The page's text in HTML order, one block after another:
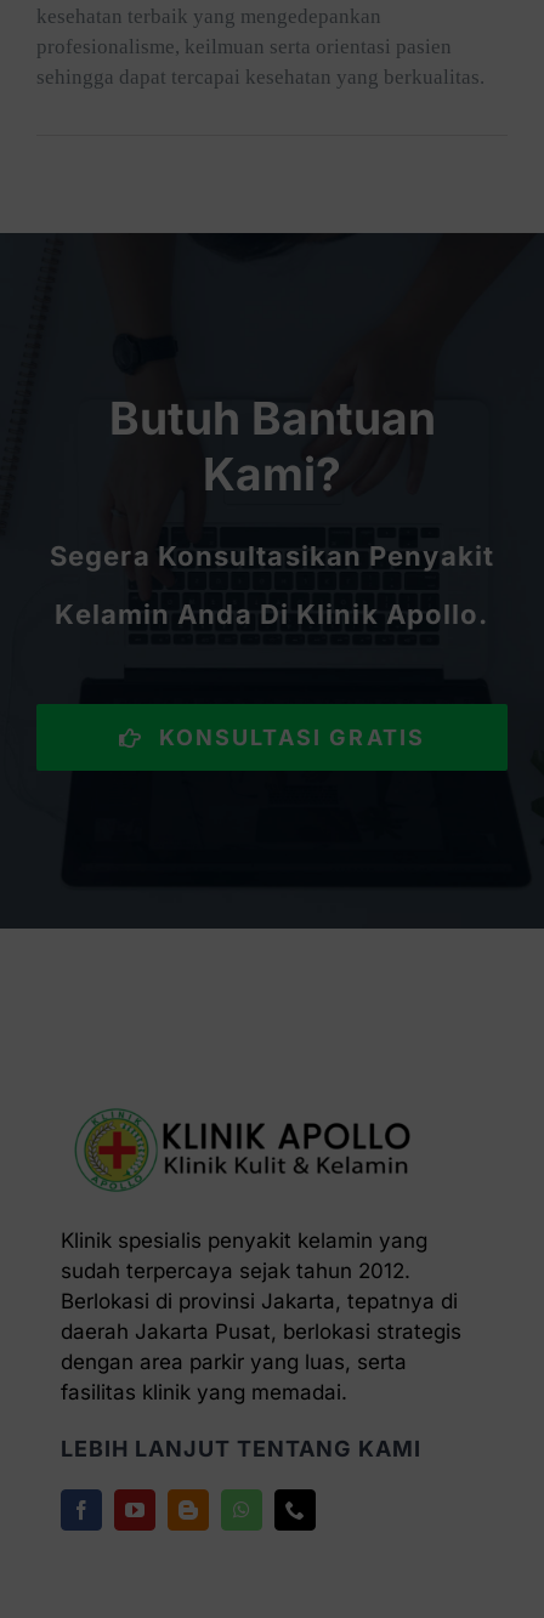
kesehatan terbaik yang mengedepankan
profesionalisme, keilmuan serta orientasi pasien
sehingga dapat tercapai kesehatan yang berkualitas.
Butuh Bantuan
Kami?
Segera Konsultasikan Penyakit
Kelamin Anda Di Klinik Apollo.
KONSULTASI GRATIS
Klinik spesialis penyakit kelamin yang
sudah terpercaya sejak tahun 2012.
Berlokasi di provinsi Jakarta, tepatnya di
daerah Jakarta Pusat, berlokasi strategis
dengan area parkir yang luas, serta
fasilitas klinik yang memadai.
LEBIH LANJUT TENTANG KAMI